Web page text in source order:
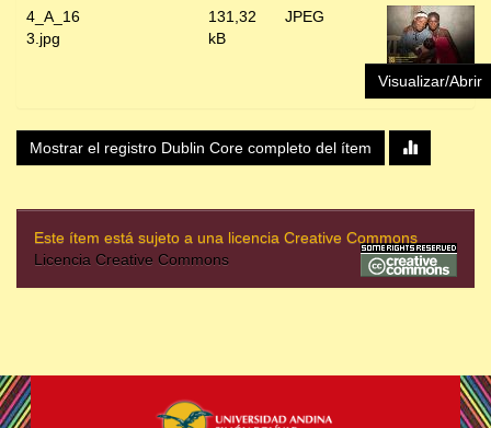
4_A_16
3.jpg
131,32
kB
JPEG
Visualizar/Abrir
Mostrar el registro Dublin Core completo del ítem
Este ítem está sujeto a una licencia Creative Commons
Licencia Creative Commons